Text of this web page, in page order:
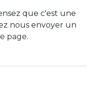
que c'est une
nous envoyer un
page.